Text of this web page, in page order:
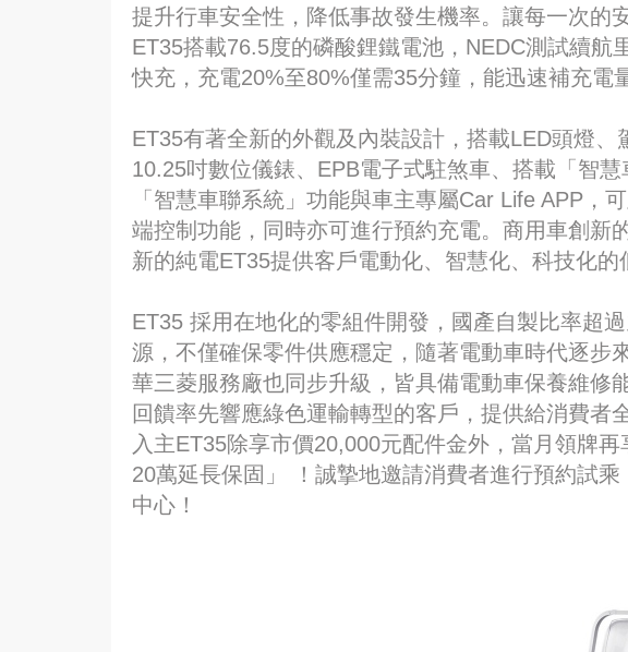
提升行車安全性，降低事故發生機率。讓每一次的
ET35搭載76.5度的磷酸鋰鐵電池，NEDC測試續航
快充，充電20%至80%僅需35分鐘，能迅速補充電
ET35有著全新的外觀及內裝設計，搭載LED頭燈、
10.25吋數位儀錶、EPB電子式駐煞車、搭載「智
「智慧車聯系統」功能與車主專屬Car Life APP，
端控制功能，同時亦可進行預約充電。商用車創新
新的純電ET35提供客戶電動化、智慧化、科技化的
ET35 採用在地化的零組件開發，國產自製比率超
源，不僅確保零件供應穩定，隨著電動車時代逐步
華三菱服務廠也同步升級，皆具備電動車保養維修
回饋率先響應綠色運輸轉型的客戶，提供給消費者
入主ET35除享市價20,000元配件金外，當月領牌
20萬延長保固」 ！誠摯地邀請消費者進行預約試
中心！